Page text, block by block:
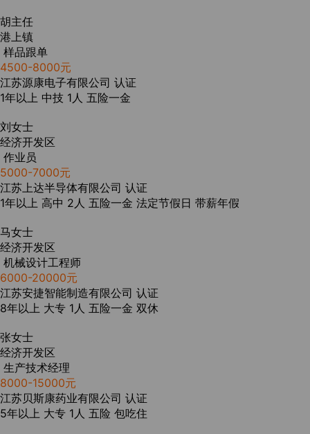
胡主任
港上镇
样品跟单
4500-8000元
江苏源康电子有限公司 认证
1年以上 中技 1人 五险一金
刘女士
经济开发区
作业员
5000-7000元
江苏上达半导体有限公司 认证
1年以上 高中 2人 五险一金 法定节假日 带薪年假
马女士
经济开发区
机械设计工程师
6000-20000元
江苏安捷智能制造有限公司 认证
8年以上 大专 1人 五险一金 双休
张女士
经济开发区
生产技术经理
8000-15000元
江苏贝斯康药业有限公司 认证
5年以上 大专 1人 五险 包吃住